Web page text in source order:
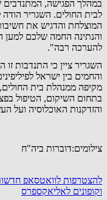
במהלך הפגישה,
לבית החולים. השגריר
המוצלחת והדגיש את
והנתינה החמה שלכם למען
להערכה רבה".
השגריר ציין כי התנדבות זו
והחמים בין ישראל
מקיפה ממנהלת בית
בתחום השיקום, הטיפול
והזדקנות האוכלוסיה ועל
צילומים:דוברות ביה"ח
להצטרפות לוואטסאפ
וקופונים לאליאקספרס